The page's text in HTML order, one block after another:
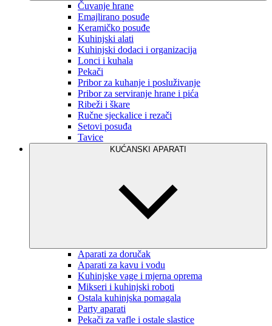
Čuvanje hrane
Emajlirano posuđe
Keramičko posuđe
Kuhinjski alati
Kuhinjski dodaci i organizacija
Lonci i kuhala
Pekači
Pribor za kuhanje i posluživanje
Pribor za serviranje hrane i pića
Ribeži i škare
Ručne sjeckalice i rezači
Setovi posuđa
Tavice
KUĆANSKI APARATI
Aparati za doručak
Aparati za kavu i vodu
Kuhinjske vage i mjerna oprema
Mikseri i kuhinjski roboti
Ostala kuhinjska pomagala
Party aparati
Pekači za vafle i ostale slastice